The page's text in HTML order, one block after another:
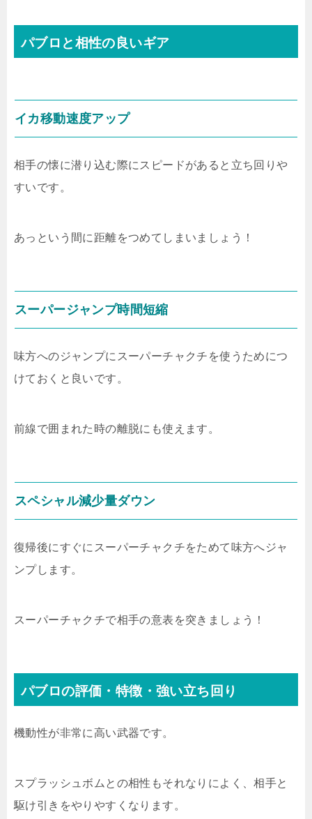
パブロと相性の良いギア
イカ移動速度アップ
相手の懐に潜り込む際にスピードがあると立ち回りや
すいです。
あっという間に距離をつめてしまいましょう！
スーパージャンプ時間短縮
味方へのジャンプにスーパーチャクチを使うためにつ
けておくと良いです。
前線で囲まれた時の離脱にも使えます。
スペシャル減少量ダウン
復帰後にすぐにスーパーチャクチをためて味方へジャ
ンプします。
スーパーチャクチで相手の意表を突きましょう！
パブロの評価・特徴・強い立ち回り
機動性が非常に高い武器です。
スプラッシュボムとの相性もそれなりによく、相手と
駆け引きをやりやすくなります。